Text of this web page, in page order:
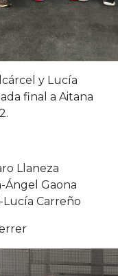
y Lucía
final a Aitana
Llaneza
Ángel Gaona
Lucía Carreño